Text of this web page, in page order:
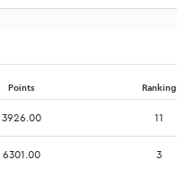
Points Ranking
3926.00 11
6301.00 3